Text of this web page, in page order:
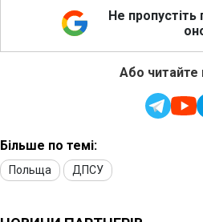
Не пропустіть
Або читайте
Більше по темі:
Польща ДПСУ